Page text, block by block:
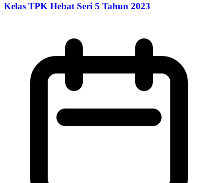
Kelas TPK Hebat Seri 5 Tahun 2023